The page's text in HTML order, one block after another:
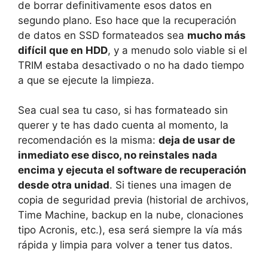
de borrar definitivamente esos datos en
segundo plano. Eso hace que la recuperación
de datos en SSD formateados sea mucho más
difícil que en HDD, y a menudo solo viable si el
TRIM estaba desactivado o no ha dado tiempo
a que se ejecute la limpieza.
Sea cual sea tu caso, si has formateado sin
querer y te has dado cuenta al momento, la
recomendación es la misma: deja de usar de
inmediato ese disco, no reinstales nada
encima y ejecuta el software de recuperación
desde otra unidad. Si tienes una imagen de
copia de seguridad previa (historial de archivos,
Time Machine, backup en la nube, clonaciones
tipo Acronis, etc.), esa será siempre la vía más
rápida y limpia para volver a tener tus datos.